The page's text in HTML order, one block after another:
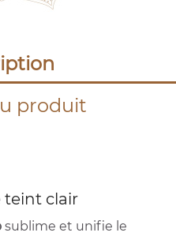
produit
teint clair
sublime et unifie le